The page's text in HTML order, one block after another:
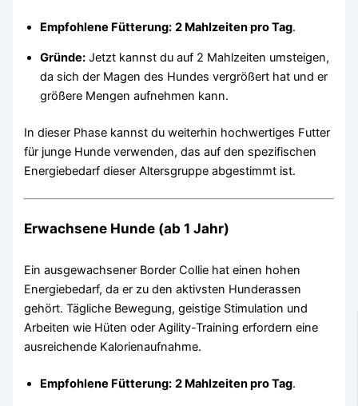
Empfohlene Fütterung: 2 Mahlzeiten pro Tag.
Gründe: Jetzt kannst du auf 2 Mahlzeiten umsteigen,
da sich der Magen des Hundes vergrößert hat und er
größere Mengen aufnehmen kann.
In dieser Phase kannst du weiterhin hochwertiges Futter
für junge Hunde verwenden, das auf den spezifischen
Energiebedarf dieser Altersgruppe abgestimmt ist.
Erwachsene Hunde (ab 1 Jahr)
Ein ausgewachsener Border Collie hat einen hohen
Energiebedarf, da er zu den aktivsten Hunderassen
gehört. Tägliche Bewegung, geistige Stimulation und
Arbeiten wie Hüten oder Agility-Training erfordern eine
ausreichende Kalorienaufnahme.
Empfohlene Fütterung: 2 Mahlzeiten pro Tag.